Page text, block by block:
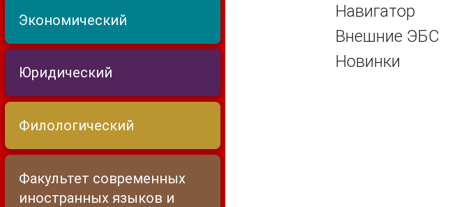
Экономический
Юридический
Филологический
Факультет современных
иностранных языков и
Навигатор
Внешние ЭБС
Новинки